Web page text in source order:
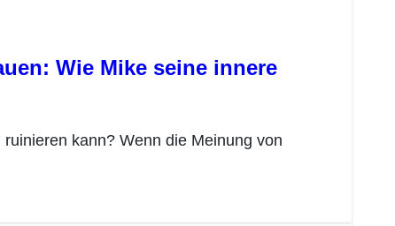
Wie Mike seine innere